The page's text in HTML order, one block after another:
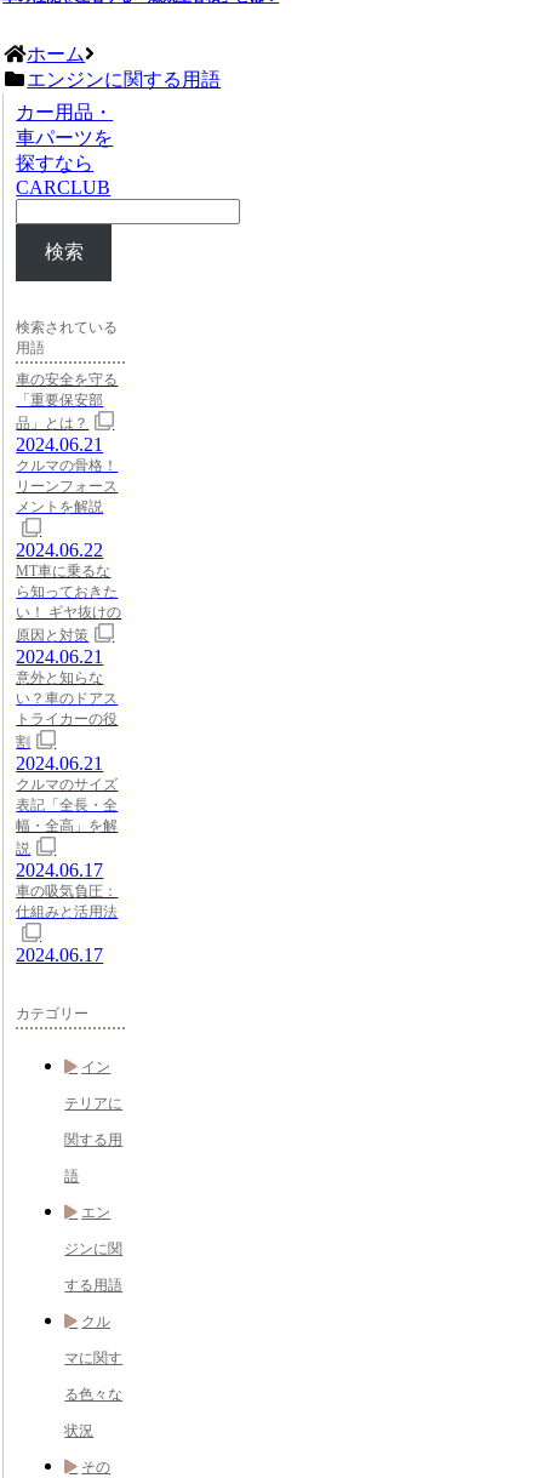
ホーム
エンジンに関する用語
カー用品・
車パーツを
探すなら
CARCLUB
検索
検索されている
用語
車の安全を守る
「重要保安部
品」とは？
2024.06.21
クルマの骨格！
リーンフォース
メントを解説
2024.06.22
MT車に乗るな
ら知っておきた
い！ ギヤ抜けの
原因と対策
2024.06.21
意外と知らな
い？車のドアス
トライカーの役
割
2024.06.21
クルマのサイズ
表記「全長・全
幅・全高」を解
説
2024.06.17
車の吸気負圧：
仕組みと活用法
2024.06.17
カテゴリー
イン
テリアに
関する用
語
エン
ジンに関
する用語
クル
マに関す
る色々な
状況
その